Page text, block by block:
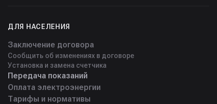
ДЛЯ НАСЕЛЕНИЯ
Заключение договора
Сообщить об изменениях в договоре
Установка и замена счетчика
Передача показаний
Оплата электроэнергии
Тарифы и нормативы